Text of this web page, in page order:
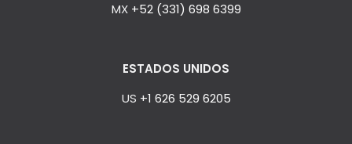
MX +52 (331) 698 6399
ESTADOS UNIDOS
US +1 626 529 6205